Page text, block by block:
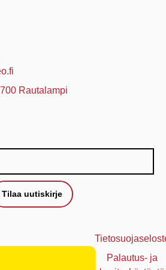
Rautalampi
Tilaa uutiskirje
Palautus- ja